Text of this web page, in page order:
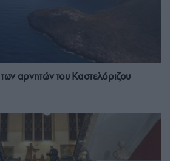
αρνητών του Καστελόριζου